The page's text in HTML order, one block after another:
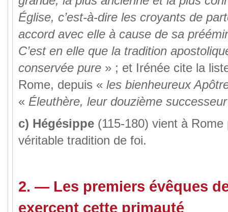
Église, c’est-à-dire les croyants de
accord avec elle à cause de sa
C’est en elle que la tradition
conservée pure» ; et Irénée cite la
Rome, depuis « les bienheureux
« Éleuthère, leur douzième successeur
c) Hégésippe(115-180) vient à Rome
véritable tradition de foi.
2. — Les premiers évêques
exercent cette primauté